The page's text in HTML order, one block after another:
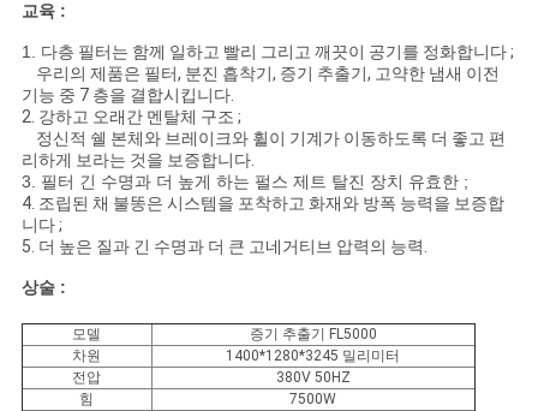
다
사
이
트
맵
PRIVACY
POLICY
교육 :
1. 다층 필터는 함께 일하고 빨리 그리고 깨끗이 공기를 정화합니다 ;
우리의 제품은 필터, 분진 흡착기, 증기 추출기, 고약한 냄새 이전
기능 중 7 층을 결합시킵니다.
2. 강하고 오래간 멘탈체 구조 ;
정신적 쉘 본체와 브레이크와 휠이 기계가 이동하도록 더 좋고 편
리하게 보라는 것을 보증합니다.
3. 필터 긴 수명과 더 높게 하는 펄스 제트 탈진 장치 유효한 ;
4. 조립된 채 불똥은 시스템을 포착하고 화재와 방폭 능력을 보증합
니다 ;
5. 더 높은 질과 긴 수명과 더 큰 고네거티브 압력의 능력.
상술 :
모델
증기 추출기 FL5000
차원
1400*1280*3245 밀리미터
전압
380V 50HZ
힘
7500W